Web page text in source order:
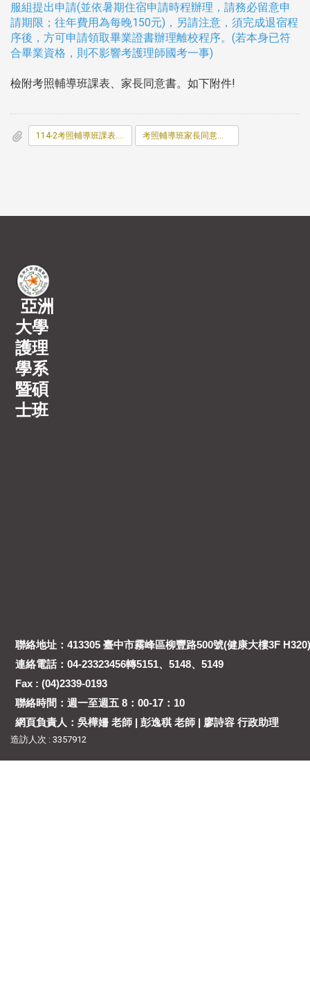
服組提出申請(並依暑期住宿申請時程辦理，請務必留意申
請期限；往年費用為每晚150元) ，另請注意，須完成退宿程
序後，方可申請領取畢業證書辦理離校程序。(若本身已符
合畢業資格，則不影響考護理師國考一事)
檢附考照輔導班課表、家長同意書。如下附件!
114-2考照輔導班課表.pdf 考照輔導班家長同意書.pdf
亞洲
大學
護理
學系
暨碩
士班
聯絡地址：413305 臺中市霧峰區柳豐路500號(健康大樓3F H320)
連絡電話：04-23323456轉5151、5148、5149
Fax : (04)2339-0193
聯絡時間：週一至週五 8：00-17：10
網頁負責人：吳樺姍 老師 | 彭逸稘 老師 | 廖詩容 行政助理
造訪人次 : 3357912